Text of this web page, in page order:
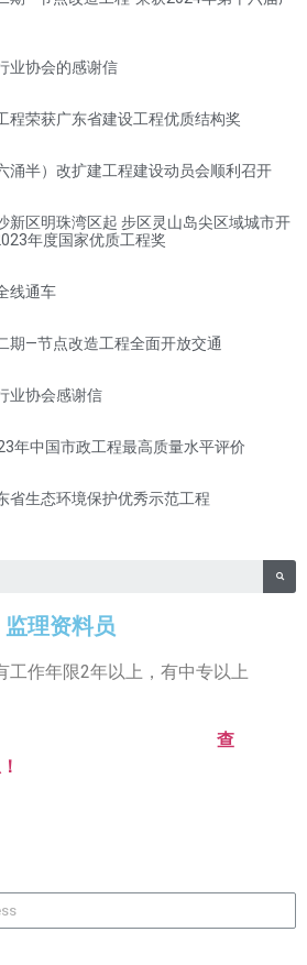
业协会的感谢信
程荣获广东省建设工程优质结构奖
涌半）改扩建工程建设动员会顺利召开
新区明珠湾区起 步区灵山岛尖区域城市开
年度国家优质工程奖
线通车
期—节点改造工程全面开放交通
业协会感谢信
年中国市政工程最高质量水平评价
省生态环境保护优秀示范工程
监理资料员
作年限2年以上，有中专以上
查